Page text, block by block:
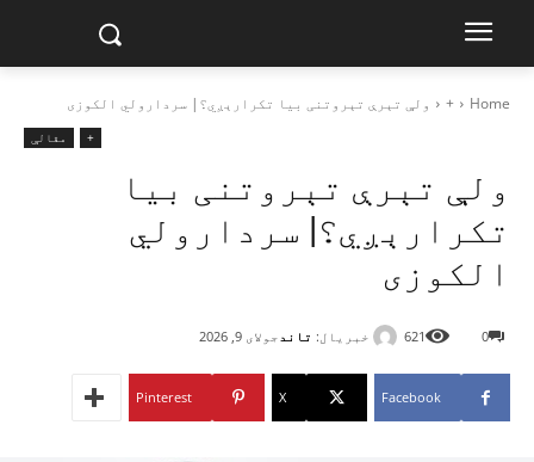
Home
+ ولې تېرې تېروتنی بیا تکرارېږي؟| سردارولي الکوزی
+ مقالې
ولې تېرې تېروتنی بیا
تکرارېږي؟| سردارولي
الکوزی
خبریال: تاند جولای 9, 2026 0
621
Facebook
X
Pinterest